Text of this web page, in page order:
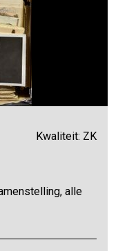
Kwaliteit: ZK
alle